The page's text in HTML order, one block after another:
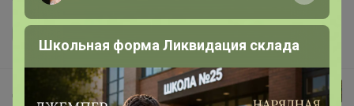
Школьная форма Ликвидация склада